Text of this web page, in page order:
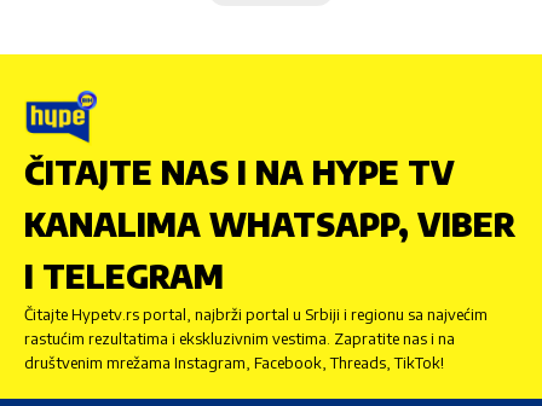
ČITAJTE NAS I NA HYPE TV
KANALIMA WHATSAPP, VIBER
I TELEGRAM
Čitajte Hypetv.rs portal, najbrži portal u Srbiji i regionu sa najvećim
rastućim rezultatima i ekskluzivnim vestima. Zapratite nas i na
društvenim mrežama Instagram, Facebook, Threads, TikTok!